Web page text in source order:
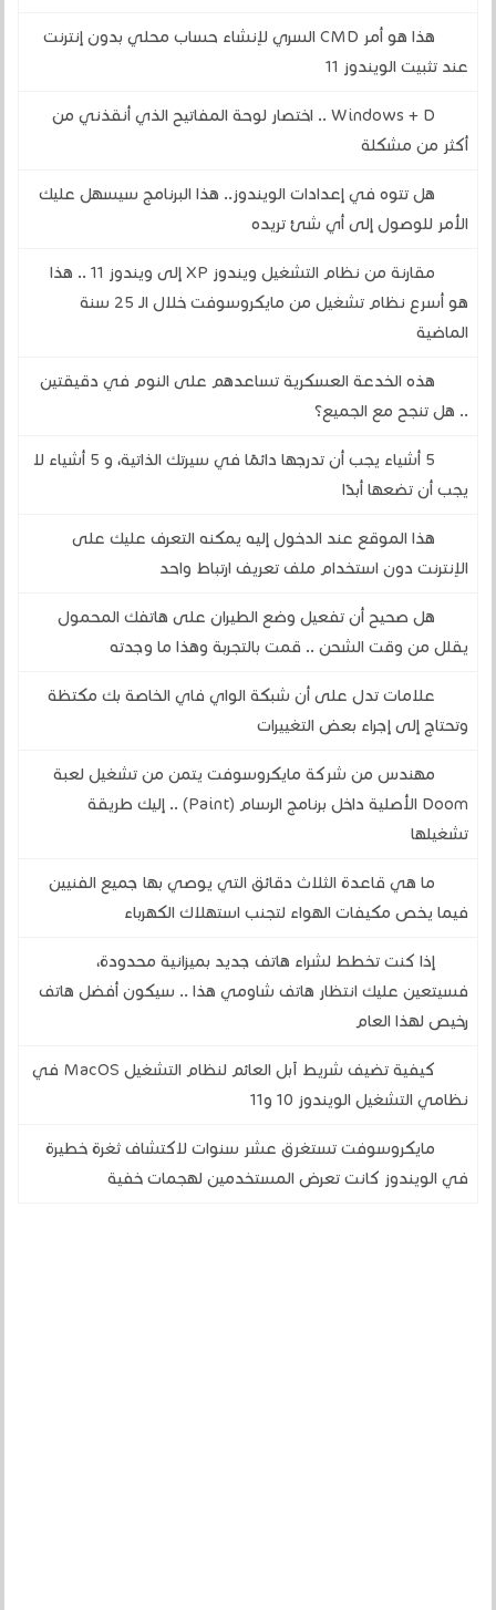
هذا هو أمر CMD السري لإنشاء حساب محلي بدون إنترنت
عند تثبيت الويندوز 11
Windows + D .. اختصار لوحة المفاتيح الذي أنقذني من
أكثر من مشكلة
هل تتوه في إعدادات الويندوز.. هذا البرنامج سيسهل عليك
الأمر للوصول إلى أي شئ تريده
مقارنة من نظام التشغيل ويندوز XP إلى ويندوز 11 .. هذا
هو أسرع نظام تشغيل من مايكروسوفت خلال الـ 25 سنة
الماضية
هذه الخدعة العسكرية تساعدهم على النوم في دقيقتين
.. هل تنجح مع الجميع؟
5 أشياء يجب أن تدرجها دائمًا في سيرتك الذاتية، و 5 أشياء لا
يجب أن تضعها أبدًا
هذا الموقع عند الدخول إليه يمكنه التعرف عليك على
الإنترنت دون استخدام ملف تعريف ارتباط واحد
هل صحيح أن تفعيل وضع الطيران على هاتفك المحمول
يقلل من وقت الشحن .. قمت بالتجربة وهذا ما وجدته
علامات تدل على أن شبكة الواي فاي الخاصة بك مكتظة
وتحتاج إلى إجراء بعض التغييرات
مهندس من شركة مايكروسوفت يتمن من تشغيل لعبة
Doom الأصلية داخل برنامج الرسام (Paint) .. إليك طريقة
تشغيلها
ما هي قاعدة الثلاث دقائق التي يوصي بها جميع الفنيين
فيما يخص مكيفات الهواء لتجنب استهلاك الكهرباء
إذا كنت تخطط لشراء هاتف جديد بميزانية محدودة،
فسيتعين عليك انتظار هاتف شاومي هذا .. سيكون أفضل هاتف
رخيص لهذا العام
كيفية تضيف شريط آبل العائم لنظام التشغيل MacOS في
نظامي التشغيل الويندوز 10 و11
مايكروسوفت تستغرق عشر سنوات لاكتشاف ثغرة خطيرة
في الويندوز كانت تعرض المستخدمين لهجمات خفية